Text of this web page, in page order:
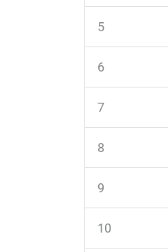
5
6
7
8
9
10